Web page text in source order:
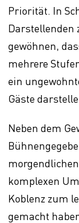
Priorität. In
Darstellenden
gewöhnen,
mehrere
ein
Gäste
Neben dem
komplexen
Koblenz zum
gemacht